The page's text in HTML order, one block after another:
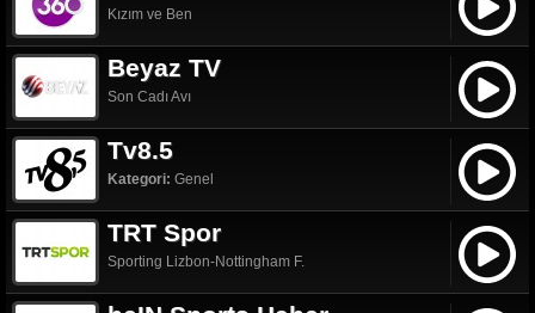
Kızım ve Ben
Beyaz TV
Son Cadı Avı
Tv8.5
Kategori: Genel
TRT Spor
Sporting Lizbon-Nottingham F.